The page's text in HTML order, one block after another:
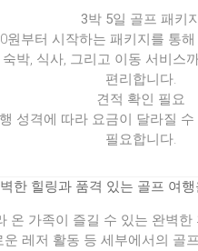
3박 5일 골프 패키
원부터 시작하는 패키지를 통
박, 식사, 그리고 이동 서비스
편리합니다.
견적 확인 필요
성격에 따라 요금이 달라질
필요합니다.
한 힐링과 품격 있는 골프 여
온 가족이 즐길 수 있는 완벽
레저 활동 등 세부에서의 골